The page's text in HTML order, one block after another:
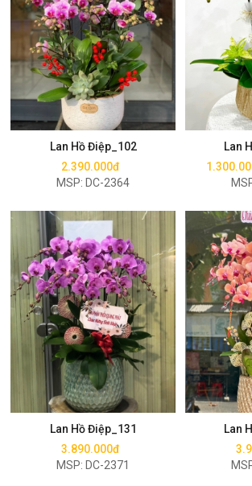
Lan Hồ Điệp_102
2.390.000đ
MSP: DC-2364
Mua ngay
Lan
Lan Hồ Điệp_131
3.890.000đ
MSP: DC-2371
Mua ngay
Lan